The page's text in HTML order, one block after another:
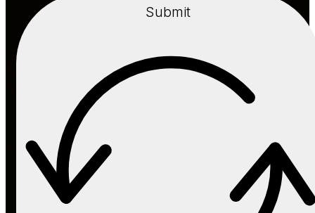
Submit